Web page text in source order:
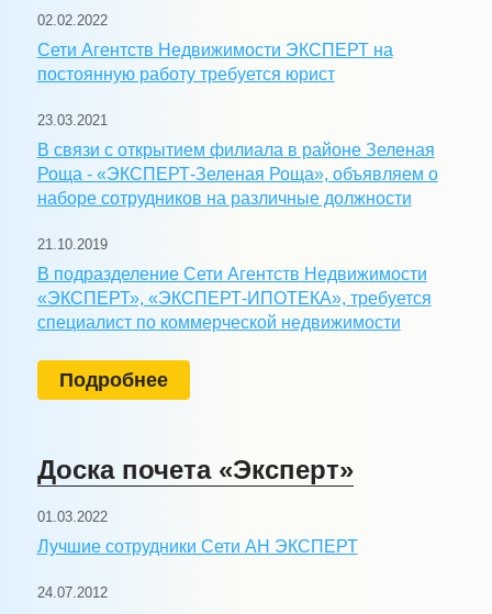
02.02.2022
Сети Агентств Недвижимости ЭКСПЕРТ на
постоянную работу требуется юрист
23.03.2021
В связи с открытием филиала в районе Зеленая
Роща - «ЭКСПЕРТ-Зеленая Роща», объявляем о
наборе сотрудников на различные должности
21.10.2019
В подразделение Сети Агентств Недвижимости
«ЭКСПЕРТ», «ЭКСПЕРТ-ИПОТЕКА», требуется
специалист по коммерческой недвижимости
Подробнее
Доска почета «Эксперт»
01.03.2022
Лучшие сотрудники Сети АН ЭКСПЕРТ
24.07.2012